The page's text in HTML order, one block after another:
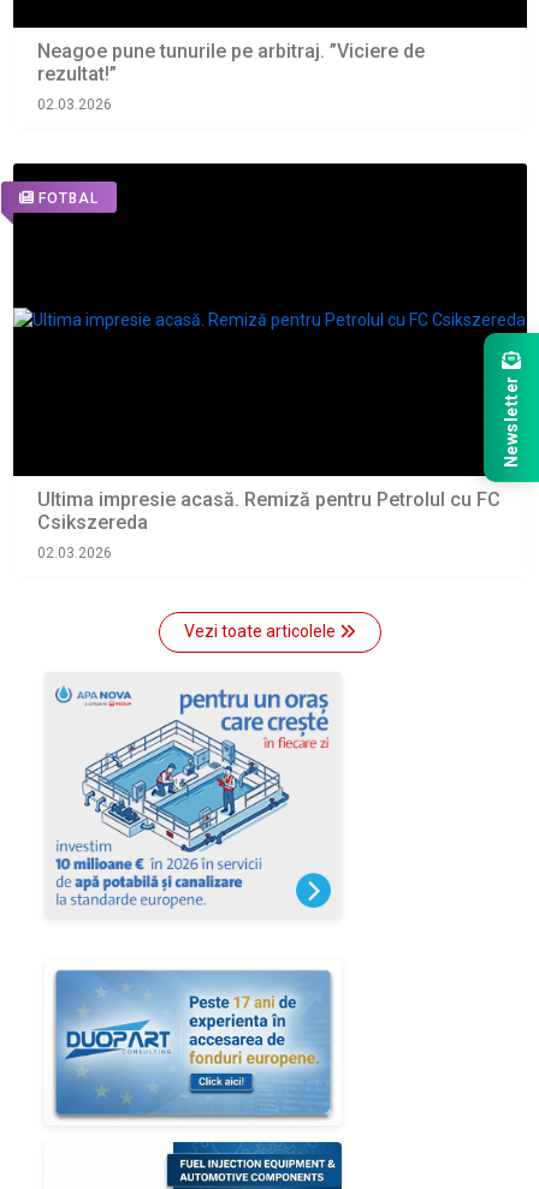
Neagoe pune tunurile pe arbitraj. ”Viciere de
rezultat!”
02.03.2026
FOTBAL
Ultima impresie acasă. Remiză pentru Petrolul cu FC
Csikszereda
02.03.2026
Vezi toate articolele
Newsletter